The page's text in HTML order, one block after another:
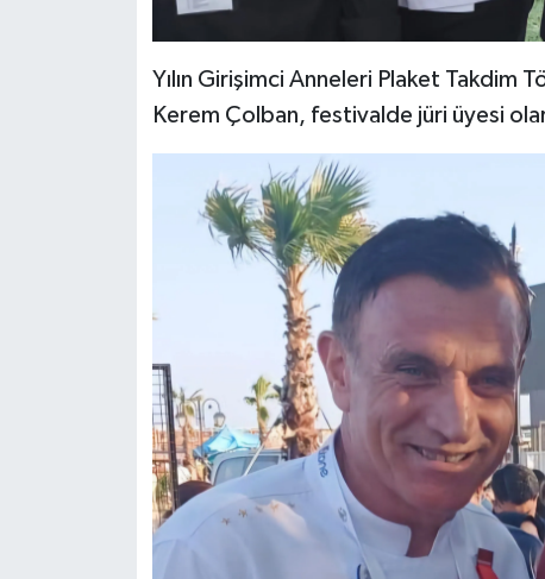
Yılın Girişimci Anneleri Plaket
Kerem Çolban, festivalde jüri üyesi